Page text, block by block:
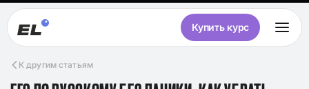
Купить курс
К другим статьям